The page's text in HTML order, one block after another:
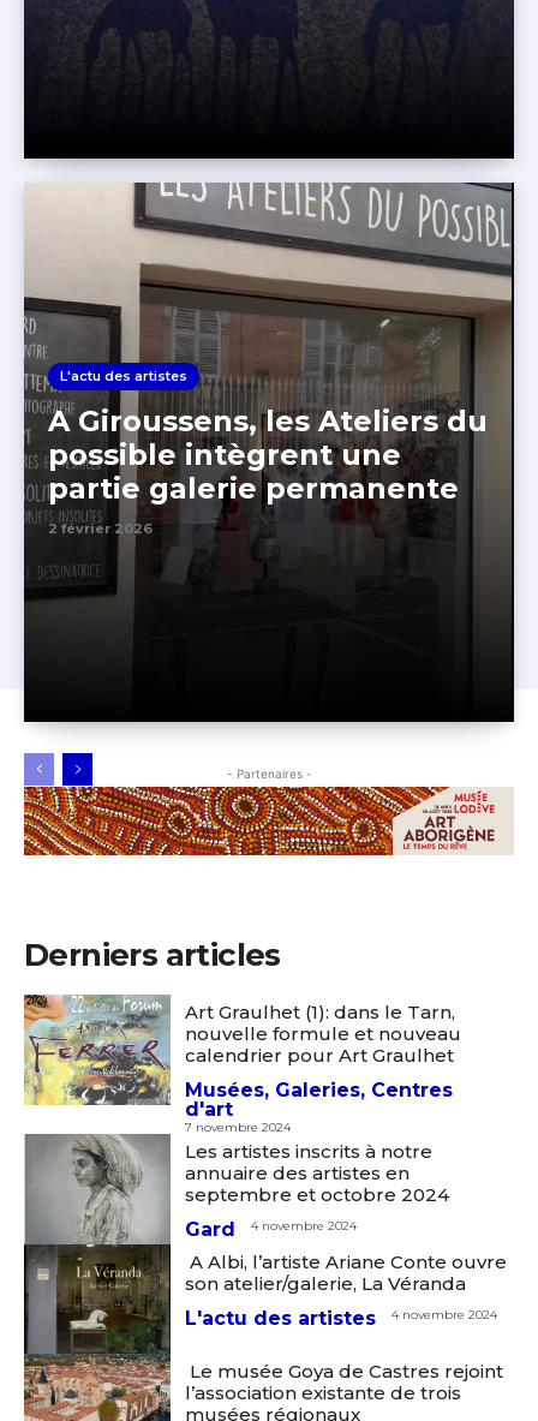
L'actu des artistes
A Giroussens, les Ateliers du
possible intègrent une
partie galerie permanente
2 février 2026
- Partenaires -
Derniers articles
Art Graulhet (1): dans le Tarn,
nouvelle formule et nouveau
calendrier pour Art Graulhet
Musées, Galeries, Centres
d'art
7 novembre 2024
Les artistes inscrits à notre
annuaire des artistes en
septembre et octobre 2024
Gard
4 novembre 2024
A Albi, l’artiste Ariane Conte ouvre
son atelier/galerie, La Véranda
L'actu des artistes
4 novembre 2024
Le musée Goya de Castres rejoint
l’association existante de trois
musées régionaux